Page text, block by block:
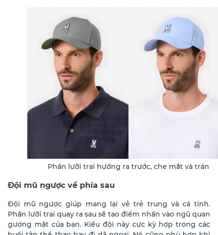
Phần lưỡi trai hướng ra trước, che mắt và trán
Đội mũ ngược về phía sau
Đội mũ ngược giúp mang lại vẻ trẻ trung và cá tính.
Phần lưỡi trai quay ra sau sẽ tạo điểm nhấn vào ngũ quan
gương mặt của bạn. Kiểu đội này cực kỳ hợp trong các